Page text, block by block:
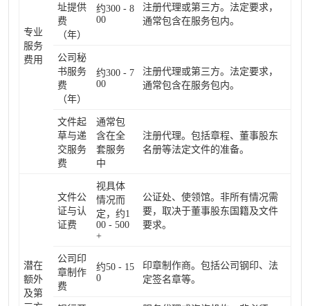
专业
服务
费用
址提供
费
（年）
约300 - 8
00
注册代理或第三方。法定要求，
通常包含在服务包内。
公司秘
书服务
费
（年）
约300 - 7
00
注册代理或第三方。法定要求，
通常包含在服务包内。
文件起
草与递
交服务
费
通常包
含在全
套服务
中
注册代理。包括章程、董事股东
名册等法定文件的准备。
潜在
额外
及第
文件公
证与认
证费
视具体
情况而
定，约1
00 - 500
+
公证处、使领馆。非所有情况需
要，取决于董事股东国籍及文件
要求。
公司印
章制作
费
约50 - 15
0
印章制作商。包括公司钢印、法
定签名章等。